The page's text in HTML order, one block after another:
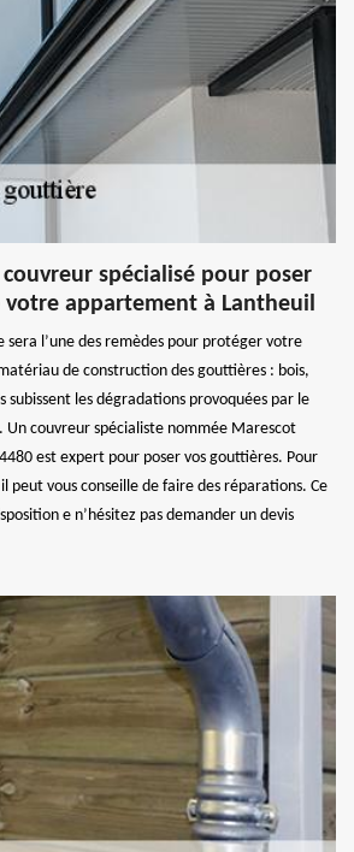
spécialisé pour poser
appartement à Lantheuil
sera l’une des remèdes pour protéger votre
de construction des gouttières : bois,
subissent les dégradations provoquées par le
couvreur spécialiste nommée Marescot
est expert pour poser vos gouttières. Pour
peut vous conseille de faire des réparations. Ce
e n’hésitez pas demander un devis